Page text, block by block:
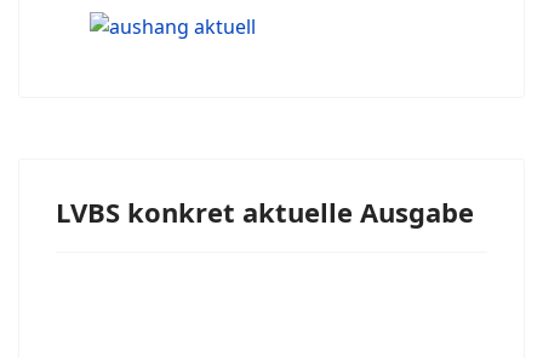
LVBS konkret aktuelle Ausgabe